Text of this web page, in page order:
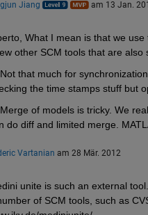
Jiang am 13 Jan.
What I mean is that we
other SCM tools that are also
that much for
the time stamps stuff but
of models is tricky. We
do diff and limited merge.
Vartanian am 28 Mär. 2012
unite is such an external
of SCM tools, such as